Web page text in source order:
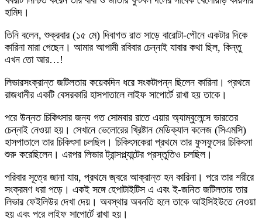
হামিদ।
তিনি বলেন, শুক্রবার (১৫ মে) দিবাগত রাত সাড়ে বারোটা-পৌনে একটার দিকে
কারিনা মারা গেছেন। আমার আগামী রবিবার চেন্নাই যাবার কথা ছিল, কিন্তু
এখন তো আর…!
লিভারসংক্রান্ত জটিলতায় কয়েকদিন ধরে সংকটাপন্ন ছিলেন কারিনা। প্রথমে
রাজধানীর একটি বেসরকারি হাসপাতালে লাইফ সাপোর্টে রাখা হয় তাকে।
পরে উন্নত চিকিৎসার জন্য গত সোমবার রাতে এয়ার অ্যাম্বুলেন্সে ভারতের
চেন্নাই নেওয়া হয়। সেখানে ভেলোরের খ্রিষ্টান মেডিক্যাল কলেজ (সিএমসি)
হাসপাতালে তার চিকিৎসা চলছিল। চিকিৎসকেরা প্রথমে তার ফুসফুসের চিকিৎসা
শুরু করেছিলেন। এরপর লিভার ট্রান্সপ্ল্যান্টের প্রস্তুতিও চলছিল।
পরিবার সূত্রে জানা যায়, প্রথমে জ্বরে আক্রান্ত হন কারিনা। পরে তার শরীরে
সংক্রমণ ধরা পড়ে। একই সঙ্গে হেপাটাইটিস এ এবং ই-জনিত জটিলতায় তার
লিভার ফেইলিউর দেখা দেয়। অবস্থার অবনতি হলে তাকে আইসিইউতে নেওয়া
হয় এবং পরে লাইফ সাপোর্টে রাখা হয়।